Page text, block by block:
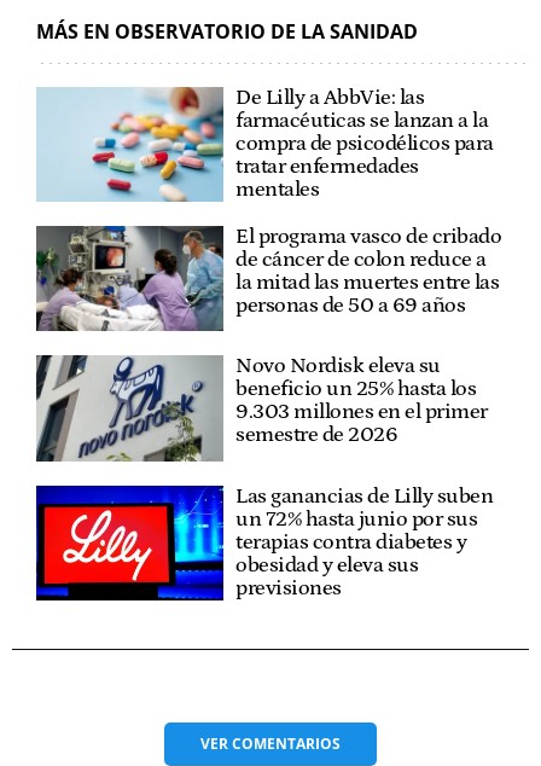
MÁS EN OBSERVATORIO DE LA SANIDAD
De Lilly a AbbVie: las
farmacéuticas se lanzan a la
compra de psicodélicos para
tratar enfermedades
mentales
El programa vasco de cribado
de cáncer de colon reduce a
la mitad las muertes entre las
personas de 50 a 69 años
Novo Nordisk eleva su
beneficio un 25% hasta los
9.303 millones en el primer
semestre de 2026
Las ganancias de Lilly suben
un 72% hasta junio por sus
terapias contra diabetes y
obesidad y eleva sus
previsiones
VERCOMENTARIOS